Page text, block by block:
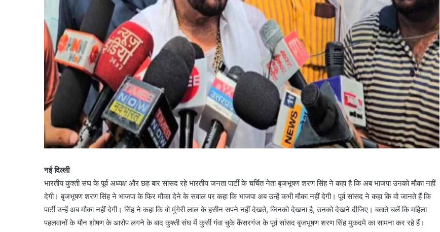
नई दिल्ली
भारतीय कुश्ती संघ के पूर्व अध्यक्ष और छह बार सांसद रहे भारतीय जनता पार्टी के चर्चित नेता बृजभूषण शरण सिंह ने कहा है कि अब भाजपा उनको मौका नहीं
देगी। बृृजभूषण शरण सिंह ने भाजपा के फिर मौका देने के सवाल पर कहा कि भाजपा अब उन्हें कभी मौका नहीं देगी। पूर्व सांसद ने कहा कि वो जानते हैं कि
पार्टी उन्हें अब मौका नहीं देगी। सिंह ने कहा कि वो मुंगेरी लाल के हसीन सपने नहीं देखते, जिनको देखना है, उनको देखने दीजिए। बताते चलें कि महिला
पहलवानों के यौन शोषण के आरोप लगने के बाद कुश्ती संघ में कुर्सी गंवा चुके कैंसरगंज के पूर्व सांसद बृजभूषण शरण सिंह मुकदमे का सामना कर रहे हैं।